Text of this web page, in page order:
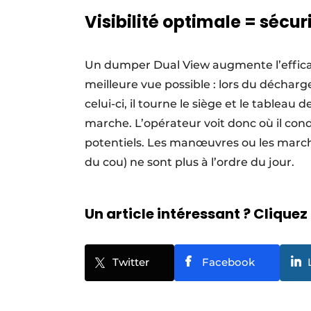
Visibilité optimale =
Un dumper Dual View augmente
meilleure vue possible : lors du
celui-ci, il tourne le siège et le tableau
marche. L’opérateur voit donc où il
potentiels. Les manœuvres ou les
du cou) ne sont plus à l’ordre du jour.
Un article intéressant ? Cliquez
Twitter Facebook